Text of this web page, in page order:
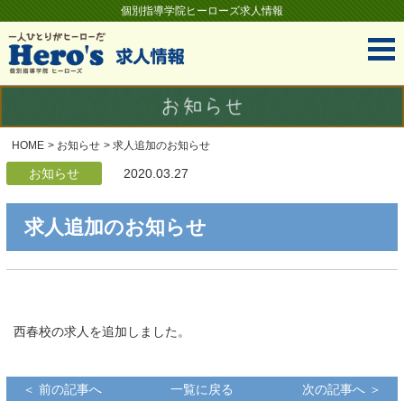
個別指導学院ヒーローズ求人情報
HOME > お知らせ > 求人追加のお知らせ
お知らせ 2020.03.27
求人追加のお知らせ
西春校の求人を追加しました。
＜ 前の記事へ 一覧に戻る 次の記事へ ＞